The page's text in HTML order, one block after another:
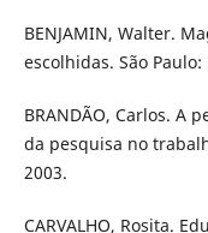
BENJAMIN, Walter.
escolhidas. São
BRANDÃO, Carlos. A
da pesquisa no
2003.
CARVALHO, Rosita.